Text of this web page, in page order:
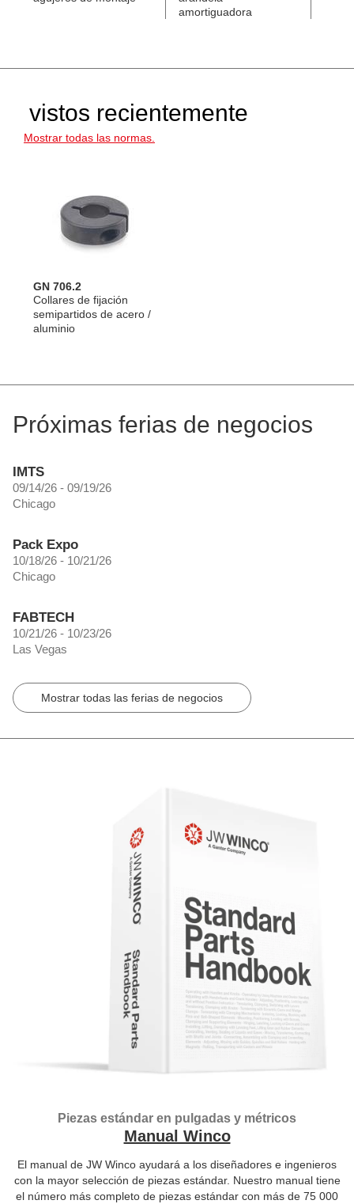
amortiguadora
vistos recientemente
Mostrar todas las normas.
GN 706.2
Collares de fijación
semipartidos de acero /
aluminio
Próximas ferias de negocios
IMTS
09/14/26 - 09/19/26
Chicago
Pack Expo
10/18/26 - 10/21/26
Chicago
FABTECH
10/21/26 - 10/23/26
Las Vegas
Mostrar todas las ferias de negocios
Piezas estándar en pulgadas y métricos
Manual Winco
El manual de JW Winco ayudará a los diseñadores e ingenieros
con la mayor selección de piezas estándar. Nuestro manual tiene
el número más completo de piezas estándar con más de 75 000